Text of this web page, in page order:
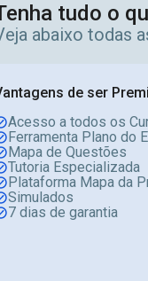
tudo o
abaixo todas
de ser
Acesso a todos os
Ferramenta Plano do
Mapa de Questões
Tutoria Especializada
Plataforma Mapa da
Simulados
7 dias de garantia